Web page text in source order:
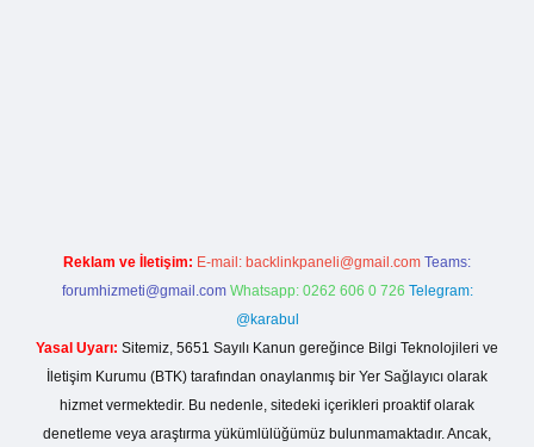
Reklam ve İletişim: E-mail: backlinkpaneli@gmail.com Teams:
forumhizmeti@gmail.com Whatsapp: 0262 606 0 726 Telegram:
@karabul
Yasal Uyarı: Sitemiz, 5651 Sayılı Kanun gereğince Bilgi Teknolojileri ve
İletişim Kurumu (BTK) tarafından onaylanmış bir Yer Sağlayıcı olarak
hizmet vermektedir. Bu nedenle, sitedeki içerikleri proaktif olarak
denetleme veya araştırma yükümlülüğümüz bulunmamaktadır. Ancak,